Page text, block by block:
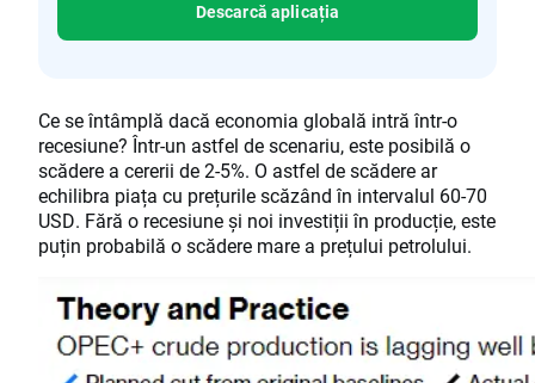
Descarcă aplicația
Ce se întâmplă dacă economia globală intră într-o
recesiune? Într-un astfel de scenariu, este posibilă o
scădere a cererii de 2-5%. O astfel de scădere ar
echilibra piața cu prețurile scăzând în intervalul 60-70
USD. Fără o recesiune și noi investiții în producție, este
puțin probabilă o scădere mare a prețului petrolului.